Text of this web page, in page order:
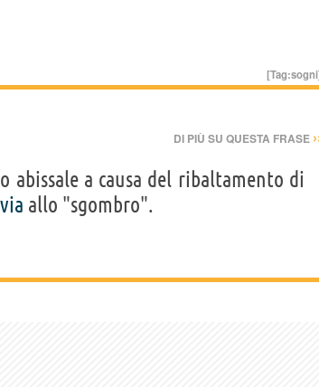
[Tag:sogni
DI PIÙ SU QUESTA FRASE
abissale a causa del ribaltamento di
via allo "sgombro".